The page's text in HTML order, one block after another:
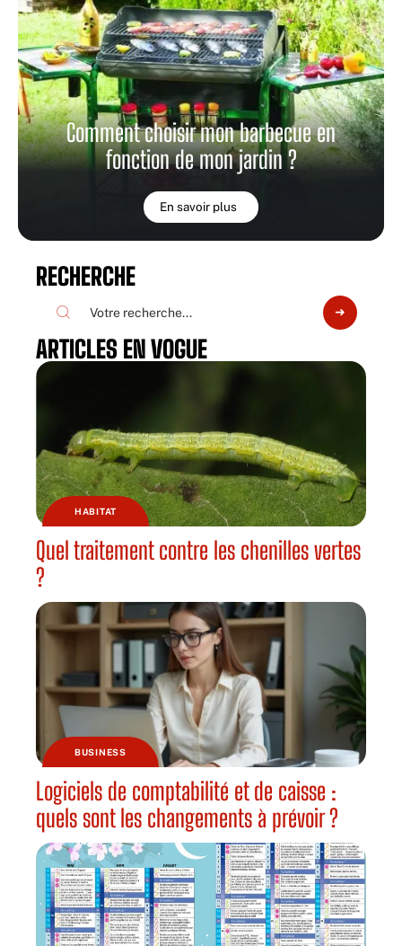
Comment choisir mon barbecue en
fonction de mon jardin ?
En savoir plus
RECHERCHE
ARTICLES EN VOGUE
HABITAT
Quel traitement contre les chenilles vertes
?
BUSINESS
Logiciels de comptabilité et de caisse :
quels sont les changements à prévoir ?